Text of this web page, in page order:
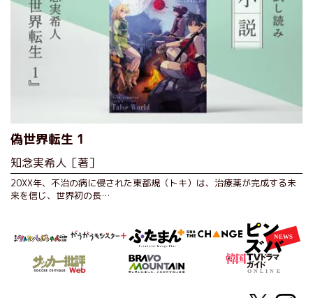
偽世界転生 1
知念実希人［著］
20XX年、不治の病に侵された東都規（トキ）は、治療薬が完成する未
来を信じ、世界初の長…